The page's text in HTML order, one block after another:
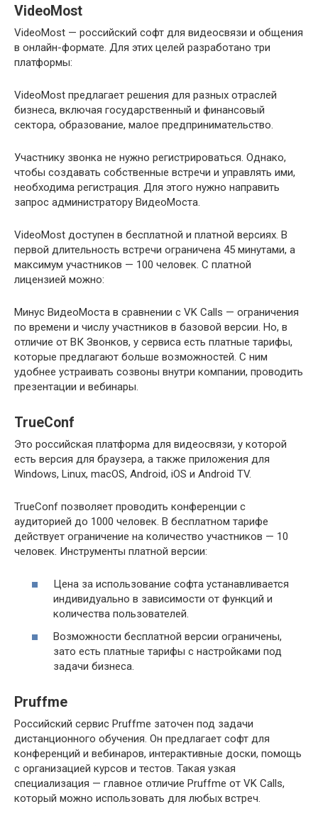
VideoMost
VideoMost — российский софт для видеосвязи и общения
в онлайн-формате. Для этих целей разработано три
платформы:
VideoMost предлагает решения для разных отраслей
бизнеса, включая государственный и финансовый
сектора, образование, малое предпринимательство.
Участнику звонка не нужно регистрироваться. Однако,
чтобы создавать собственные встречи и управлять ими,
необходима регистрация. Для этого нужно направить
запрос администратору ВидеоМоста.
VideoMost доступен в бесплатной и платной версиях. В
первой длительность встречи ограничена 45 минутами, а
максимум участников — 100 человек. С платной
лицензией можно:
Минус ВидеоМоста в сравнении с VK Calls — ограничения
по времени и числу участников в базовой версии. Но, в
отличие от ВК Звонков, у сервиса есть платные тарифы,
которые предлагают больше возможностей. С ним
удобнее устраивать созвоны внутри компании, проводить
презентации и вебинары.
TrueConf
Это российская платформа для видеосвязи, у которой
есть версия для браузера, а также приложения для
Windows, Linux, macOS, Android, iOS и Android TV.
TrueConf позволяет проводить конференции с
аудиторией до 1000 человек. В бесплатном тарифе
действует ограничение на количество участников — 10
человек. Инструменты платной версии:
Цена за использование софта устанавливается
индивидуально в зависимости от функций и
количества пользователей.
Возможности бесплатной версии ограничены,
зато есть платные тарифы с настройками под
задачи бизнеса.
Pruffme
Российский сервис Pruffme заточен под задачи
дистанционного обучения. Он предлагает софт для
конференций и вебинаров, интерактивные доски, помощь
с организацией курсов и тестов. Такая узкая
специализация — главное отличие Pruffme от VK Calls,
который можно использовать для любых встреч.